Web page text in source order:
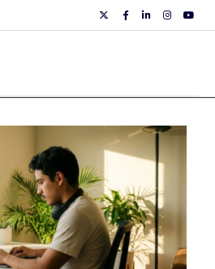
TwiiterFacebook
Linkedin